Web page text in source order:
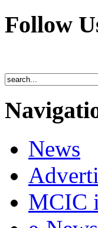
Follow
News
MCIC